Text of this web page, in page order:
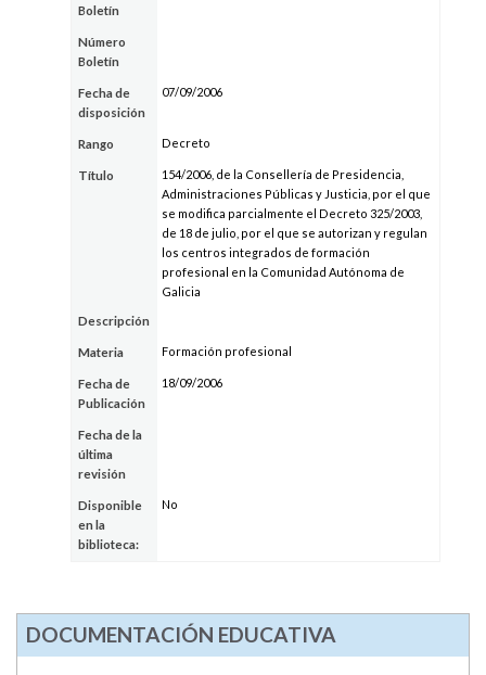
Boletín
Número
Boletín
Fecha de
disposición
07/09/2006
Rango Decreto
Título
154/2006, de la Consellería de Presidencia,
Administraciones Públicas y Justicia, por el que
se modifica parcialmente el Decreto 325/2003,
de 18 de julio, por el que se autorizan y regulan
los centros integrados de formación
profesional en la Comunidad Autónoma de
Galicia
Descripción
Materia Formación profesional
Fecha de
Publicación
18/09/2006
Fecha de la
última
revisión
Disponible
en la
biblioteca:
No
DOCUMENTACIÓN EDUCATIVA